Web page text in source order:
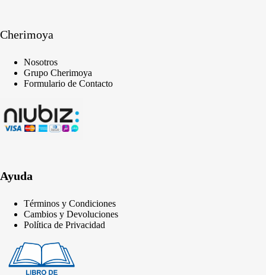
Cherimoya
Nosotros
Grupo Cherimoya
Formulario de Contacto
Ayuda
Términos y Condiciones
Cambios y Devoluciones
Política de Privacidad